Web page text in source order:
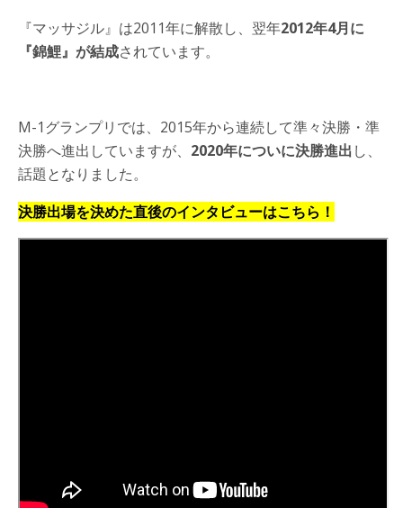
『マッサジル』は2011年に解散し、翌年2012年4月に
『錦鯉』が結成されています。
M-1グランプリでは、2015年から連続して準々決勝・準
決勝へ進出していますが、 2020年についに決勝進出し、
話題となりました。
決勝出場を決めた直後のインタビューはこちら！